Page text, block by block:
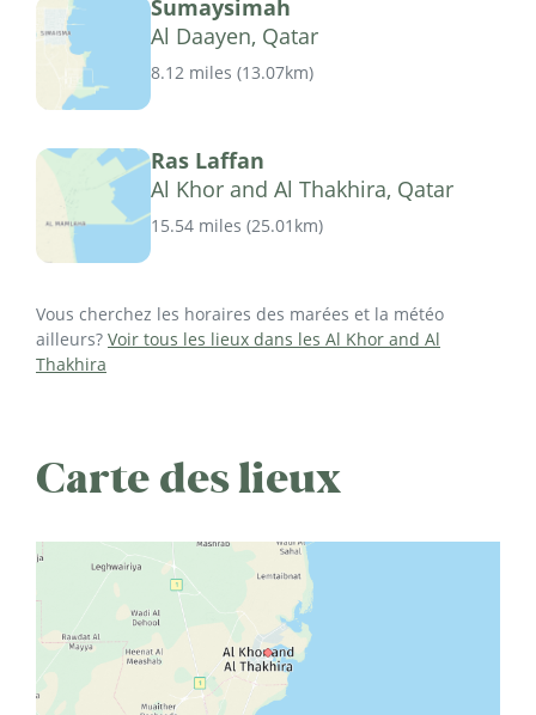
Sumaysimah
Al Daayen, Qatar
8.12 miles (13.07km)
Ras Laffan
Al Khor and Al Thakhira, Qatar
15.54 miles (25.01km)
Vous cherchez les horaires des marées et la météo
ailleurs? Voir tous les lieux dans les Al Khor and Al
Thakhira
Carte des lieux